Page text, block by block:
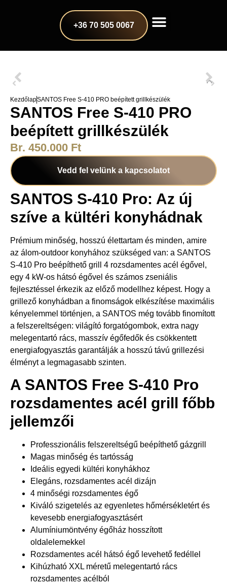
+36 70 505 0067
KezdőlapSANTOS Free S-410 PRO beépített grillkészülék
SANTOS Free S-410 PRO
beépített grillkészülék
Br. 450.000 Ft
Vedd fel velünk a kapcsolatot
SANTOS S-410 Pro: Az új
szíve a kültéri konyhádnak
Prémium minőség, hosszú élettartam és minden, amire
az álom-outdoor konyhához szükséged van: a SANTOS
S-410 Pro beépíthető grill 4 rozsdamentes acél égővel,
egy 4 kW-os hátsó égővel és számos zseniális
fejlesztéssel érkezik az előző modellhez képest. Hogy a
grillező konyhádban a finomságok elkészítése maximális
kényelemmel történjen, a SANTOS még tovább finomított
a felszereltségen: világító forgatógombok, extra nagy
melegentartó rács, masszív égőfedők és csökkentett
energiafogyasztás garantálják a hosszú távú grillezési
élményt a legmagasabb szinten.
A SANTOS Free S-410 Pro
rozsdamentes acél grill főbb
jellemzői
Professzionális felszereltségű beépíthető gázgrill
Magas minőség és tartósság
Ideális egyedi kültéri konyhákhoz
Elegáns, rozsdamentes acél dizájn
4 minőségi rozsdamentes égő
Kiváló szigetelés az egyenletes hőmérsékletért és
kevesebb energiafogyasztásért
Alumíniumöntvény égőház hosszított
oldalelemekkel
Rozsdamentes acél hátsó égő levehető fedéllel
Kihúzható XXL méretű melegentartó rács
rozsdamentes acélból